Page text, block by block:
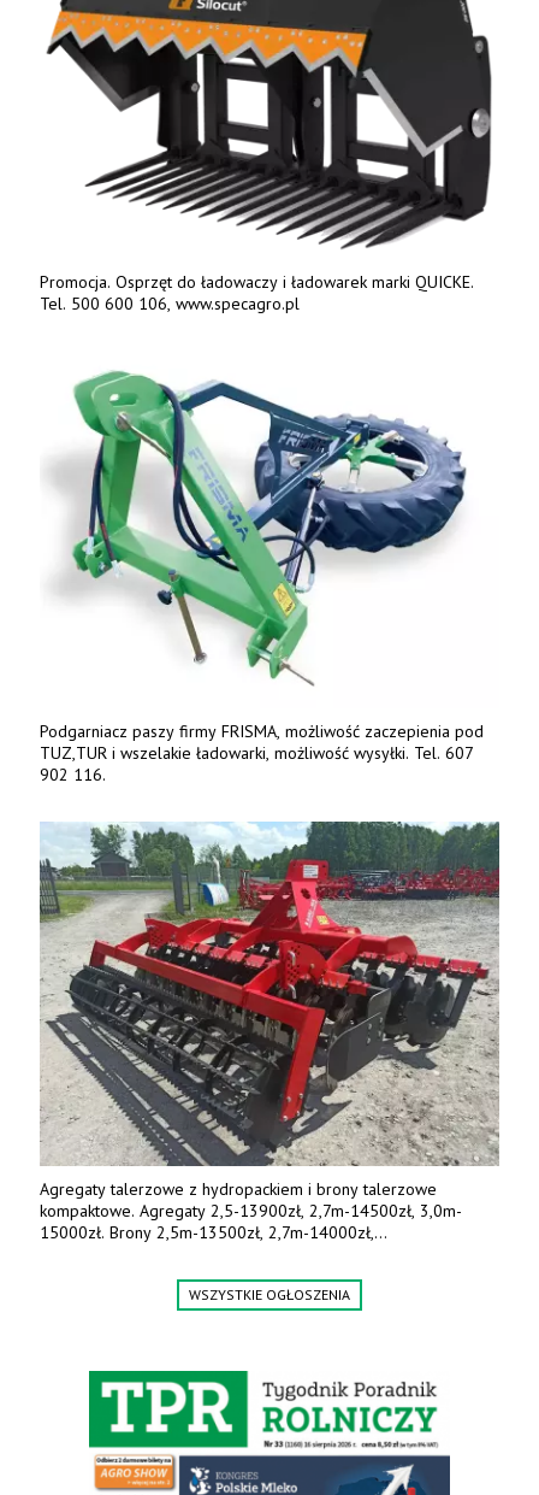
Promocja. Osprzęt do ładowaczy i ładowarek marki QUICKE.
Tel. 500 600 106, www.specagro.pl
Podgarniacz paszy firmy FRISMA, możliwość zaczepienia pod
TUZ,TUR i wszelakie ładowarki, możliwość wysyłki. Tel. 607
902 116.
Agregaty talerzowe z hydropackiem i brony talerzowe
kompaktowe. Agregaty 2,5-13900zł, 2,7m-14500zł, 3,0m-
15000zł. Brony 2,5m-13500zł, 2,7m-14000zł,
WSZYSTKIE OGŁOSZENIA